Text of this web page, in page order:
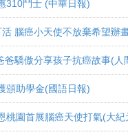
310鬥士 (中華日報)
腦癌小天使不放棄希望辦
驕傲分享孩子抗癌故事(人
助學金(國語日報)
桃園首展腦癌天使打氣(大紀